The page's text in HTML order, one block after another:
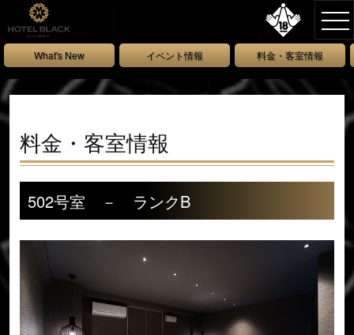
What's New イベント情報 料金・客室情報
料金・客室情報
502号室 － ランクB